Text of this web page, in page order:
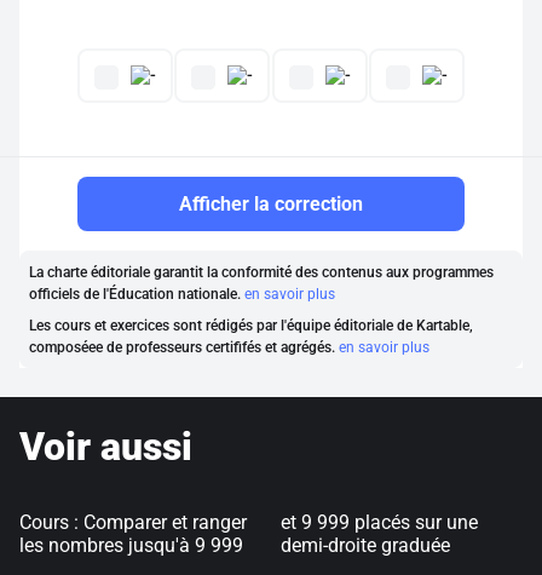
Afficher la correction
La charte éditoriale garantit la conformité des contenus aux programmes
officiels de l'Éducation nationale. en savoir plus
Les cours et exercices sont rédigés par l'équipe éditoriale de Kartable,
composéee de professeurs certififés et agrégés. en savoir plus
Voir aussi
Cours : Comparer et ranger
les nombres jusqu'à 9 999
et 9 999 placés sur une
demi-droite graduée